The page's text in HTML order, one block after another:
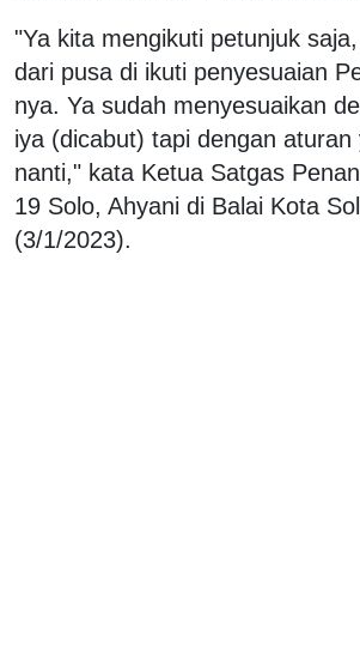
"Ya kita mengikuti petunjuk
dari pusa di ikuti penyesuaian
nya. Ya sudah menyesuaikan
iya (dicabut) tapi dengan aturan
nanti," kata Ketua Satgas
19 Solo, Ahyani di Balai Kota
(3/1/2023).